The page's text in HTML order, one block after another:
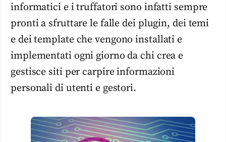
informatici e i truffatori sono infatti sempre
pronti a sfruttare le falle dei plugin, dei temi
e dei template che vengono installati e
implementati ogni giorno da chi crea e
gestisce siti per carpire informazioni
personali di utenti e gestori.